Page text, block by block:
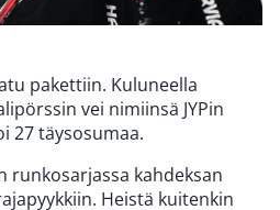
pakettiin. Kuluneella
vei nimiinsä JYPin
27 täysosumaa.
runkosarjassa kahdeksan
Heistä kuitenkin